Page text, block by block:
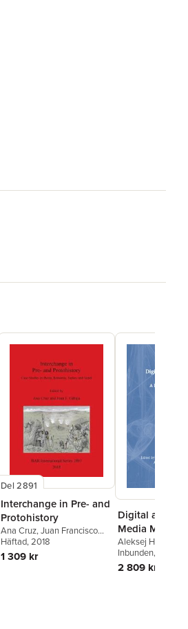
Del 2891
Interchange in Pre- and
Protohistory
Ana Cruz,Juan Francisco
Gibaja
Häftad, 2018
1 309 kr
Digital and
Media
Aleksej Heinze
Fletcher,Ana Cruz
Fenton
Inbunden, 2024
2 809 kr